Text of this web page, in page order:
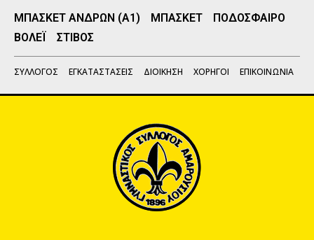
ΜΠΑΣΚΕΤ ΑΝΔΡΩΝ (Α1) ΜΠΑΣΚΕΤ
ΠΟΔΟΣΦΑΙΡΟ
ΒΟΛΕΪ
ΣΤΙΒΟΣ
ΣΥΛΛΟΓΟΣ ΕΓΚΑΤΑΣΤΑΣΕΙΣ ΔΙΟΙΚΗΣΗ ΧΟΡΗΓΟΙ ΕΠΙΚΟΙΝΩΝΙΑ